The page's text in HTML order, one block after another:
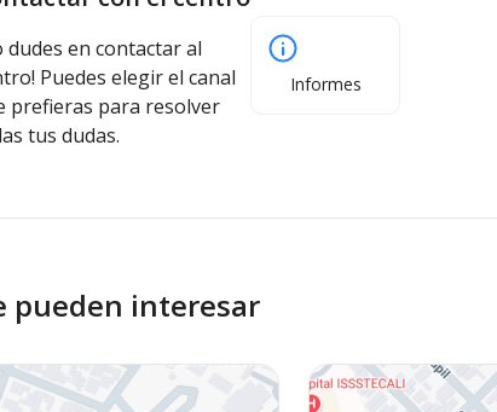
dudes en contactar al
Puedes elegir el canal
prefieras para resolver
tus dudas.
Informes
pueden interesar